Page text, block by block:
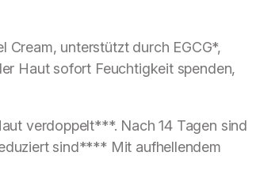
Cream, unterstützt durch EGCG*,
Haut sofort Feuchtigkeit spenden,
verdoppelt***. Nach 14 Tagen sind
sind**** Mit aufhellendem